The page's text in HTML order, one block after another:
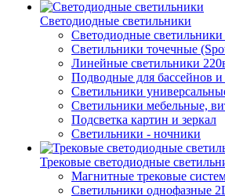
Светодиодные светильники
Светодиодные
Светильники точечные
Линейные светильники
Подводные для бассейнов и
Светильники
Светильники мебельные,
Подсветка картин и зеркал
Светильники - ночники
Трековые светодиодные
Магнитные трековые
Светильники однофазные